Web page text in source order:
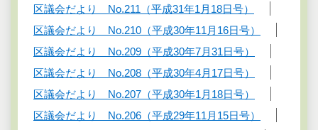
区議会だより No.211（平成31年1月18日号）
区議会だより No.210（平成30年11月16日号）
区議会だより No.209（平成30年7月31日号）
区議会だより No.208（平成30年4月17日号）
区議会だより No.207（平成30年1月18日号）
区議会だより No.206（平成29年11月15日号）